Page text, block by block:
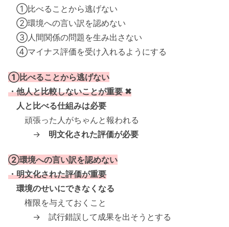
①比べることから逃げない
②環境への言い訳を認めない
③人間関係の問題を生み出さない
④マイナス評価を受け入れるようにする
①比べることから逃げない
・他人と比較しないことが重要 ✖
人と比べる仕組みは必要
頑張った人がちゃんと報われる
→ 明文化された評価が必要
②環境への言い訳を認めない
・明文化された評価が重要
環境のせいにできなくなる
権限を与えておくこと
→ 試行錯誤して成果を出そうとする